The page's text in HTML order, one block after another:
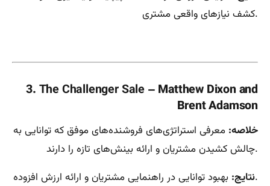
کشف نیازهای واقعی مشتری.
3.The Challenger Sale – Matthew Dixon and
Brent Adamson
خلاصه: معرفی استراتژی‌های فروشنده‌های موفق که توانایی به
چالش کشیدن مشتریان و ارائه بینش‌های تازه را دارند.
نتایج:بهبود توانایی در راهنمایی مشتریان و ارائه ارزش افزوده.